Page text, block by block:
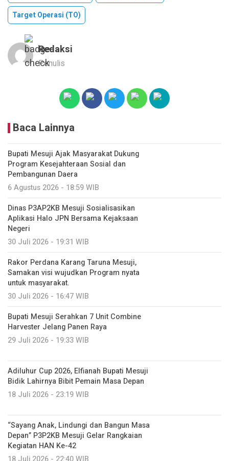
Target Operasi (TO)
Redaksi
Penulis
Baca Lainnya
Bupati Mesuji Ajak Masyarakat Dukung
Program Kesejahteraan Sosial dan
Pembangunan Daera
6 Agustus 2026 - 18:59 WIB
Dinas P3AP2KB Mesuji Sosialisasikan
Aplikasi Halo JPN Bersama Kejaksaan
Negeri
30 Juli 2026 - 19:31 WIB
Rakor Perdana Karang Taruna Mesuji,
Samakan visi wujudkan Program nyata
untuk masyarakat.
30 Juli 2026 - 16:47 WIB
Bupati Mesuji Serahkan 7 Unit Combine
Harvester Jelang Panen Raya
29 Juli 2026 - 19:33 WIB
Adiluhur Cup 2026, Elfianah Bupati Mesuji
Bidik Lahirnya Bibit Pemain Masa Depan
18 Juli 2026 - 23:19 WIB
“Sayang Anak, Lindungi dan Bangun Masa
Depan” P3P2KB Mesuji Gelar Rangkaian
Kegiatan HAN Ke-42